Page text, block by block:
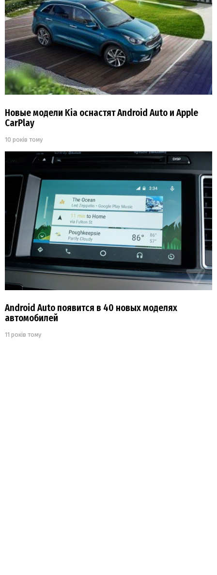
Новые модели Kia оснастят Android Auto и Apple
CarPlay
10 років тому
Android Auto появится в 40 новых моделях
автомобилей
11 років тому